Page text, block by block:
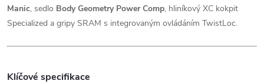
Manic, sedlo Body Geometry Power Comp, hliníkový XC kokpit
Specialized a gripy SRAM s integrovaným ovládáním TwistLoc.
Klíčové specifikace